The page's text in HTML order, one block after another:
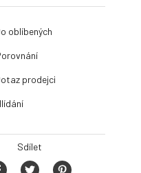
oblíbených
prodejci
Sdílet